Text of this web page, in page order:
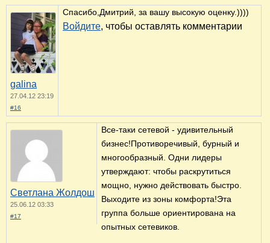
galina
27.04.12 23:19
#16
Спасибо,Дмитрий, за вашу высокую оценку.))))
Войдите, чтобы оставлять комментарии
Светлана Жолдош
25.06.12 03:33
#17
Все-таки сетевой - удивительный
бизнес!Противоречивый, бурный и
многообразный. Одни лидеры
утверждают: чтобы раскрутиться
мощно, нужно действовать быстро.
Выходите из зоны комфорта!Эта
группа больше ориентирована на
опытных сетевиков.